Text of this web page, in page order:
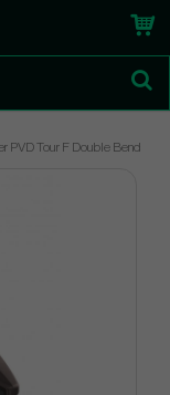
PVD Tour F Double Bend